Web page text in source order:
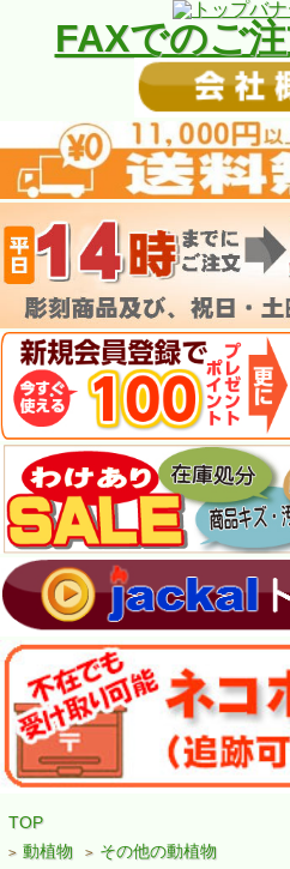
FAXでのご
TOP
> 動植物 > その他の動植物